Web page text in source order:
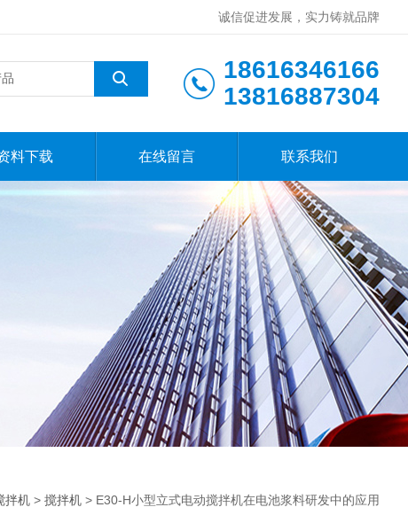
诚信促进发展，实力铸就品牌
18616346166
13816887304
料下载 在线留言 联系我们
拌机 > 搅拌机 > E30-H小型立式电动搅拌机在电池浆料研发中的应用